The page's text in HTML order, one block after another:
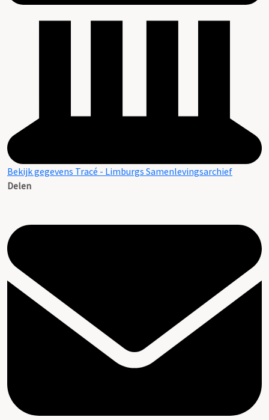
Bekijk gegevens Tracé - Limburgs Samenlevingsarchief
Delen